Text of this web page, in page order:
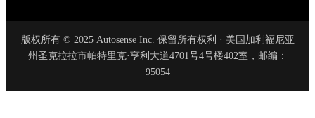
版权所有 © 2025 Autosense Inc. 保留所有权利 · 美国加利福尼亚
州圣克拉拉市帕特里克·亨利大道4701号4号楼402室，邮编：
95054